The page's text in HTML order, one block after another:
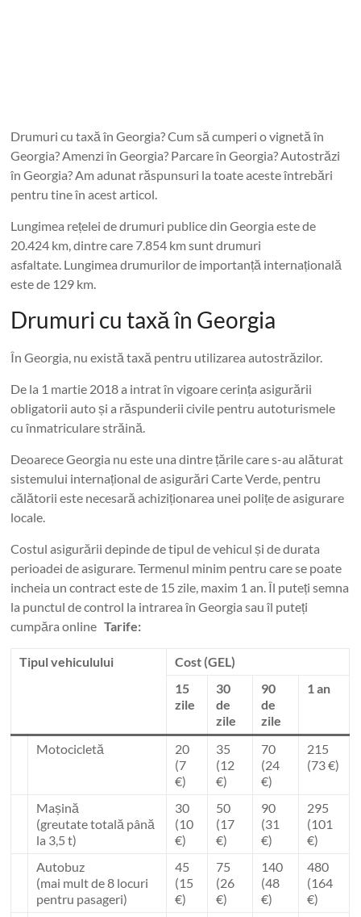
Drumuri cu taxă în Georgia? Cum să cumperi o vignetă în
Georgia? Amenzi în Georgia? Parcare în Georgia? Autostrăzi
în Georgia? Am adunat răspunsuri la toate aceste întrebări
pentru tine în acest articol.
Lungimea rețelei de drumuri publice din Georgia este de
20.424 km, dintre care 7.854 km sunt drumuri
asfaltate. Lungimea drumurilor de importanță internațională
este de 129 km.
Drumuri cu taxă în Georgia
În Georgia, nu există taxă pentru utilizarea autostrăzilor.
De la 1 martie 2018 a intrat în vigoare cerința asigurării
obligatorii auto și a răspunderii civile pentru autoturismele
cu înmatriculare străină.
Deoarece Georgia nu este una dintre țările care s-au alăturat
sistemului internațional de asigurări Carte Verde, pentru
călătorii este necesară achiziționarea unei polițe de asigurare
locale.
Costul asigurării depinde de tipul de vehicul și de durata
perioadei de asigurare. Termenul minim pentru care se poate
incheia un contract este de 15 zile, maxim 1 an. Îl puteți semna
la punctul de control la intrarea în Georgia sau îl puteți
cumpăra onlineTarife:
Tipul vehiculului
Cost (GEL)
15
zile
30
de
zile
90
de
zile
1 an
Motocicletă
20
(7
€)
35
(12
€)
70
(24
€)
215
(73 €)
Mașină
(greutate totală până
la 3,5 t)
30
(10
€)
50
(17
€)
90
(31
€)
295
(101
€)
Autobuz
(mai mult de 8 locuri
pentru pasageri)
45
(15
€)
75
(26
€)
140
(48
€)
480
(164
€)